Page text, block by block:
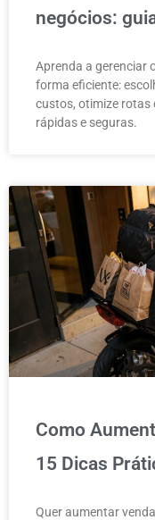
negócios:
Aprenda a gerenciar
forma eficiente:
custos, otimize rotas
rápidas e seguras.
Como
15 Dicas
Quer aumentar